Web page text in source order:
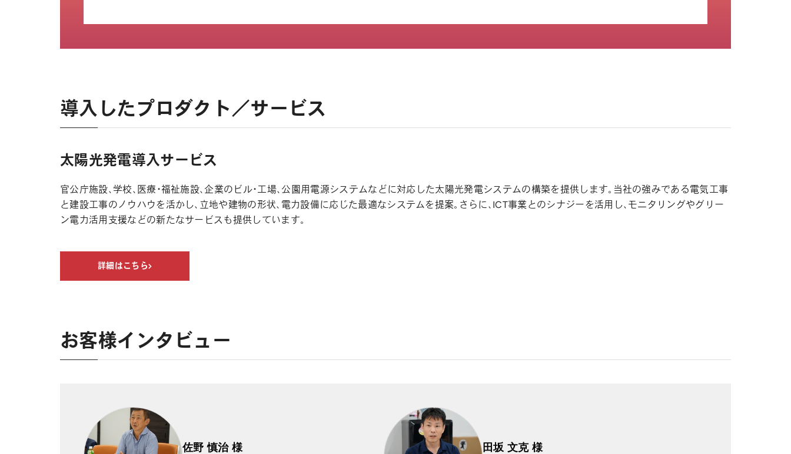
導入したプロダクト／サービス
太陽光発電導入サービス
官公庁施設、学校、医療・福祉施設、企業のビル・工場、公園用電源システムなどに対応した太陽光発電システムの構築を提供します。当社の強みである電気工事
と建設工事のノウハウを活かし、立地や建物の形状、電力設備に応じた最適なシステムを提案。さらに、ICT事業とのシナジーを活用し、モニタリングやグリー
ン電力活用支援などの新たなサービスも提供しています。
詳細はこちら
お客様インタビュー
佐野 慎治 様 田坂 文克 様